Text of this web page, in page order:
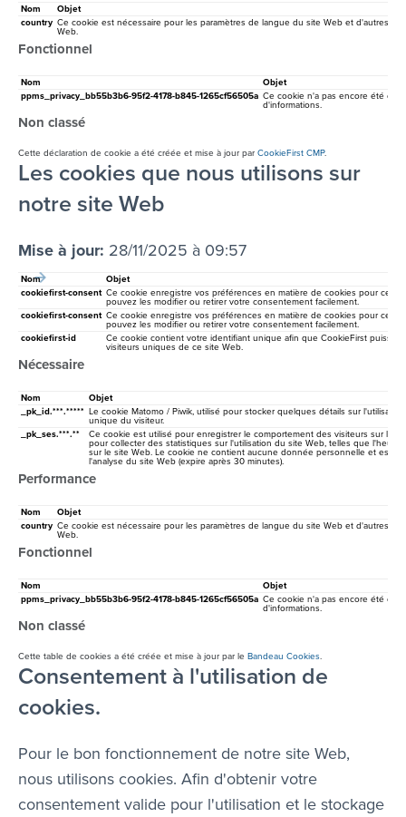
Fonctionnel
Nom
Objet
country Ce cookie est nécessaire pour les paramètres de langue du site Web et d'autres
Web.
Non classé
Nom
Objet
ppms_privacy_bb55b3b6-95f2-4178-b845-1265cf56505a Ce cookie n'a pas encore été
d'informations.
Cette déclaration de cookie a été créée et mise à jour par CookieFirst CMP.
Les cookies que nous utilisons sur
notre site Web
Mise à jour: 28/11/2025 à 09:57
Nécessaire
Nom
Objet
cookiefirst-consent Ce cookie enregistre vos préférences en matière de cookies pour ce
pouvez les modifier ou retirer votre consentement facilement.
cookiefirst-consent Ce cookie enregistre vos préférences en matière de cookies pour ce
pouvez les modifier ou retirer votre consentement facilement.
cookiefirst-id
Ce cookie contient votre identifiant unique afin que CookieFirst puisse
visiteurs uniques de ce site Web.
Performance
Nom
Objet
_pk_id.***.***** Le cookie Matomo / Piwik, utilisé pour stocker quelques détails sur
unique du visiteur.
_pk_ses.***.**
Ce cookie est utilisé pour enregistrer le comportement des visiteurs sur le
pour collecter des statistiques sur l'utilisation du site Web, telles que l'heure
sur le site Web. Le cookie ne contient aucune donnée personnelle et est
l'analyse du site Web (expire après 30 minutes).
Fonctionnel
Nom
Objet
country Ce cookie est nécessaire pour les paramètres de langue du site Web et d'autres
Web.
Non classé
Nom
Objet
ppms_privacy_bb55b3b6-95f2-4178-b845-1265cf56505a Ce cookie n'a pas encore été
d'informations.
Cette table de cookies a été créée et mise à jour par le Bandeau Cookies.
Consentement à l'utilisation de
cookies.
Pour le bon fonctionnement de notre site Web,
nous utilisons cookies. Afin d'obtenir votre
consentement valide pour l'utilisation et le stockage